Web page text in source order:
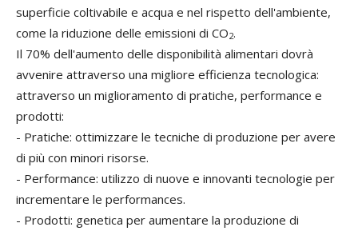
superficie coltivabile e acqua e nel rispetto dell'ambiente,
come la riduzione delle emissioni di CO2.
Il 70% dell'aumento delle disponibilità alimentari dovrà
avvenire attraverso una migliore efficienza tecnologica:
attraverso un miglioramento di pratiche, performance e
prodotti:
- Pratiche: ottimizzare le tecniche di produzione per avere
di più con minori risorse.
- Performance: utilizzo di nuove e innovanti tecnologie per
incrementare le performances.
- Prodotti: genetica per aumentare la produzione di